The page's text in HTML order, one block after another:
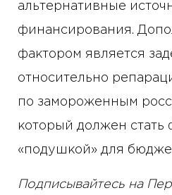
альтернативные
финансирования.
фактором является
относительно
по замороженным
который должен стать
«подушкой» для
Подписывайтесь на